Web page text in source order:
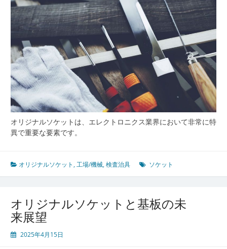
化
オリジナルソケットは、エレクトロニクス業界において非常に特
異で重要な要素です。
オリジナルソケット ,工場/機械,検査治具 ソケット
オリジナルソケットと基板の未
来展望
2025年4月15日